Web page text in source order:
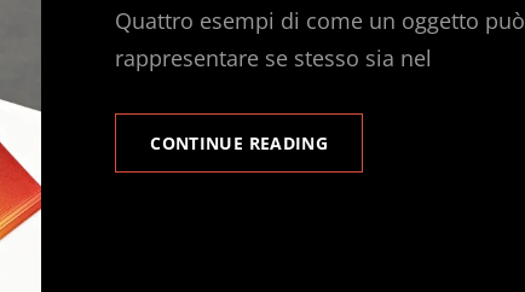
Quattro esempi di come un oggetto può
rappresentare se stesso sia nel
CONTINUE READING
RADIOFONICO